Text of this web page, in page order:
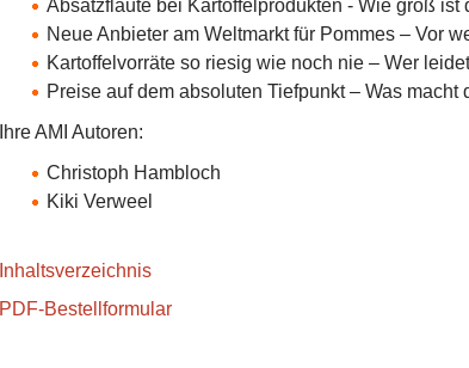
Absatzflaute bei Kartoffelprodukten - Wie groß
Neue Anbieter am Weltmarkt für Pommes – Vor
Kartoffelvorräte so riesig wie noch nie – Wer
Preise auf dem absoluten Tiefpunkt – Was
Ihre AMI Autoren:
Christoph Hambloch
Kiki Verweel
Inhaltsverzeichnis
PDF-Bestellformular